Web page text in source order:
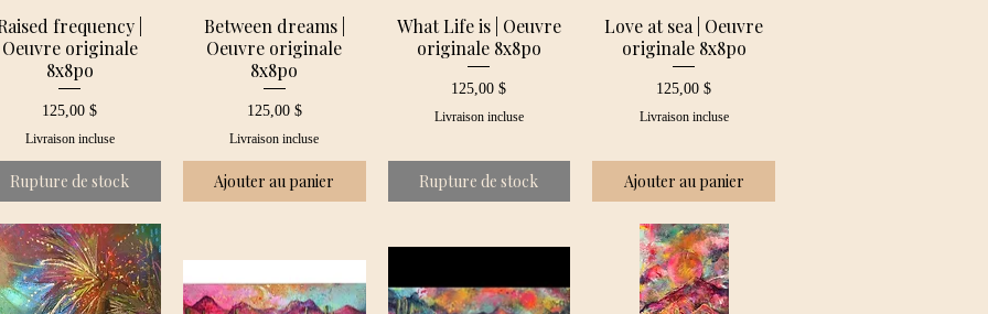
frequency |
Oeuvre originale
8x8po
Prix
125,00 $
Livraison incluse
Rupture de stock
Between dreams |
Oeuvre originale
8x8po
Prix
125,00 $
Livraison incluse
Ajouter au panier
What Life is | Oeuvre
originale 8x8po
Prix
125,00 $
Livraison incluse
Rupture de stock
Love at sea | Oeuvre
originale 8x8po
Prix
125,00 $
Livraison incluse
Ajouter au panier